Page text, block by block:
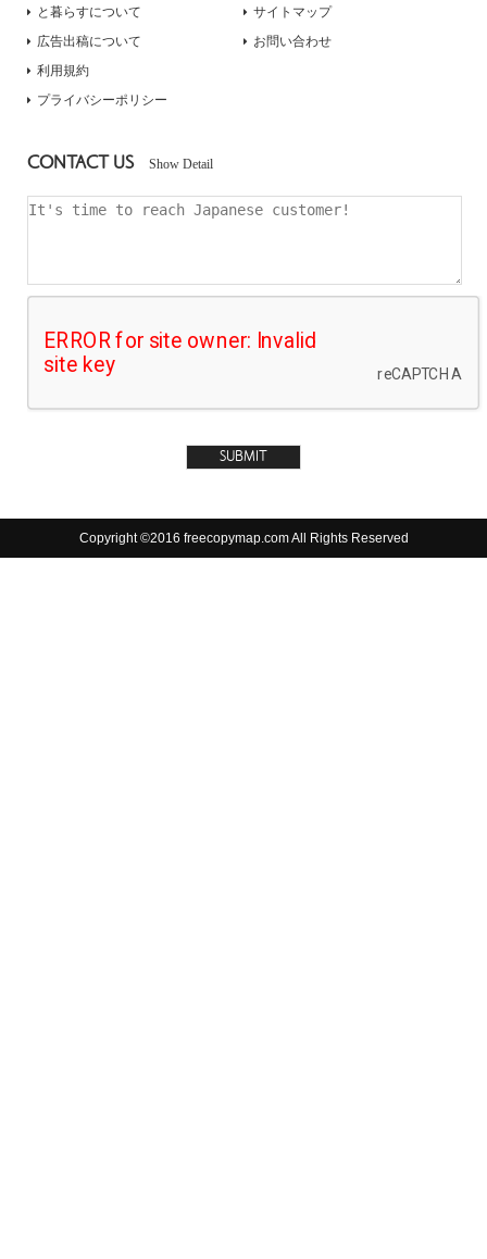
と暮らすについて
広告出稿について
サイトマップ
お問い合わせ
利用規約
プライバシーポリシー
CONTACT US Show Detail
Copyright ©2016 freecopymap.com All Rights Reserved